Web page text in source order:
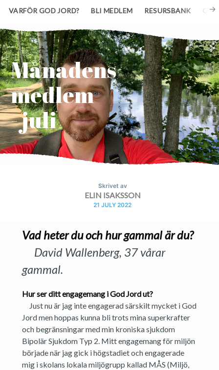
VARFÖR GOD JORD? BLI MEDLEM RESURSBANK GE
Månadens
medlem
- juli
Skrivet av
ELIN ISAKSSON
21 JULY 2022
Vad heter du och hur gammal är du?
David Wallenberg, 37 vårar
gammal.
Hur ser ditt engagemang i God Jord ut?
Just nu är jag inte engagerad särskilt mycket i God
Jord men hoppas kunna bli trots mina superkrafter
och begränsningar med min kroniska sjukdom
Bipolär Sjukdom Typ 2. Mitt engagemang för miljön
började när jag gick i högstadiet och engagerade
mig i skolans lokala miljögrupp kallad MÅS (Miljö,